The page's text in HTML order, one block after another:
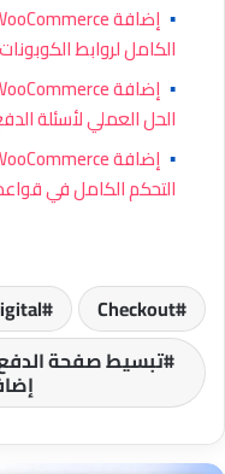
▪
الكامل لروابط
▪
الحل العملي لأسئلة
▪
التحكم الكامل في
Checkout
تبسيط صفحة